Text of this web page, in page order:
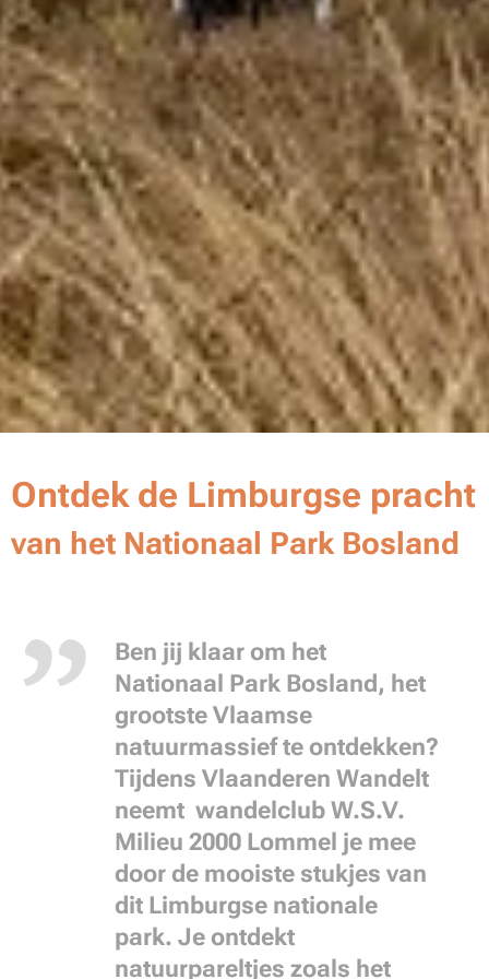
Ontdek de Limburgse pracht
van het Nationaal Park Bosland
Ben jij klaar om het
Nationaal Park Bosland, het
grootste Vlaamse
natuurmassief te ontdekken?
Tijdens Vlaanderen Wandelt
neemt wandelclub W.S.V.
Milieu 2000 Lommel je mee
door de mooiste stukjes van
dit Limburgse nationale
park. Je ontdekt
natuurpareltjes zoals het